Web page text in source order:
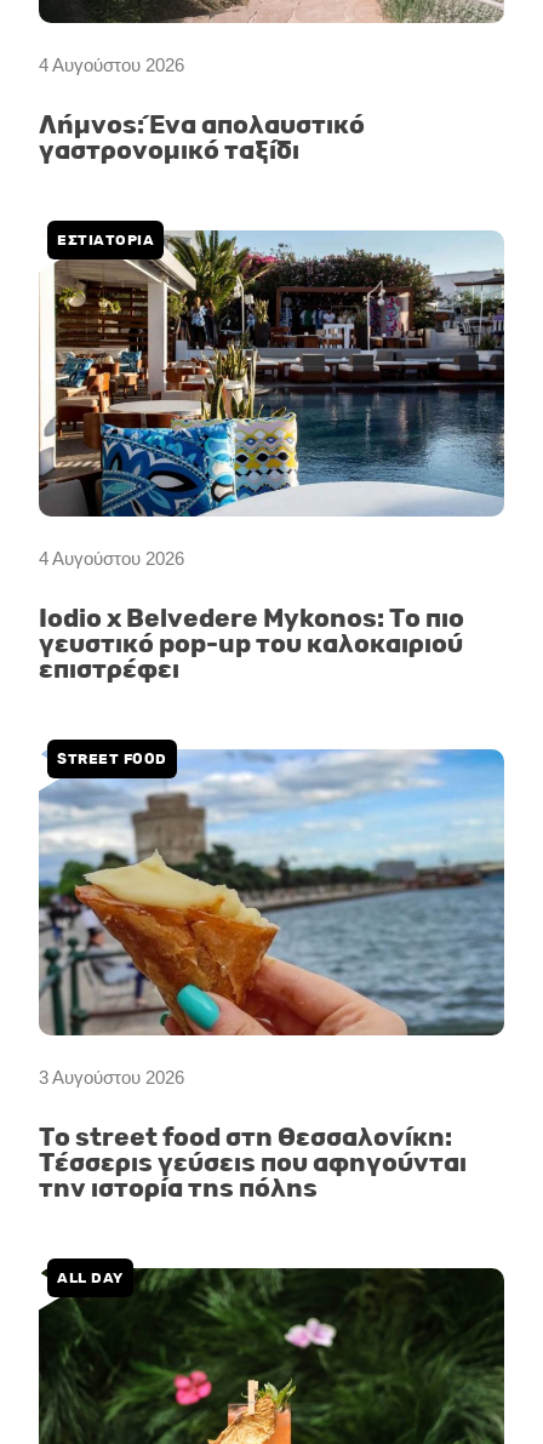
4 Αυγούστου 2026
Λήμνος: Ένα απολαυστικό
γαστρονομικό ταξίδι
4 Αυγούστου 2026
ΕΣΤΙΑΤΟΡΙΑ
Iodio x Belvedere Mykonos: Το πιο
γευστικό pop-up του καλοκαιριού
επιστρέφει
3 Αυγούστου 2026
STREET FOOD
Το street food στη Θεσσαλονίκη:
Τέσσερις γεύσεις που αφηγούνται
την ιστορία της πόλης
ALL DAY